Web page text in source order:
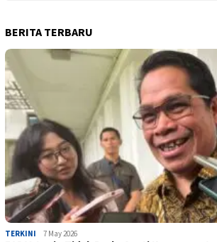
BERITA TERBARU
TERKINI 7 May 2026